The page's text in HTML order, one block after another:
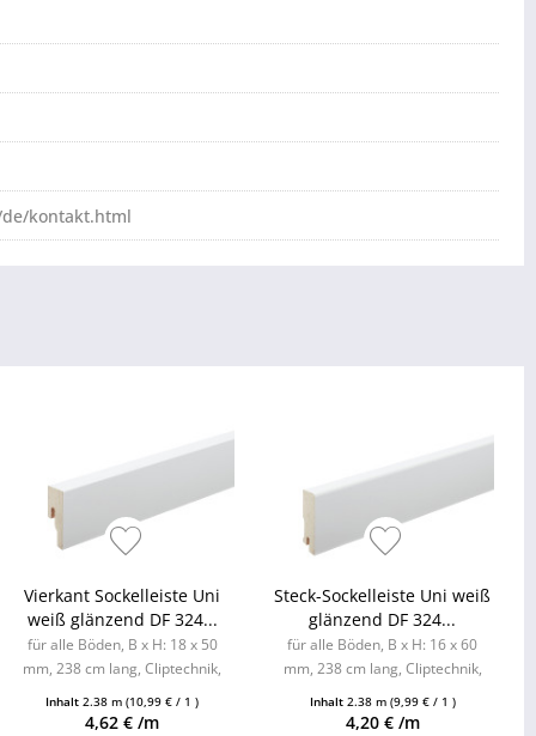
kontakt.html
Vierkant Sockelleiste Uni
weiß glänzend DF 324...
für alle Böden, B x H: 18 x 50
mm, 238 cm lang, Cliptechnik,
erhältlich
Inhalt2.38 m(10,99 € / 1 )
4,62 € /m
Steck-Sockelleiste Uni weiß
glänzend DF 324...
für alle Böden, B x H: 16 x 60
mm, 238 cm lang, Cliptechnik,
erhältlich
Inhalt 2.38 m (9,99 € / 1 )
4,20 € /m